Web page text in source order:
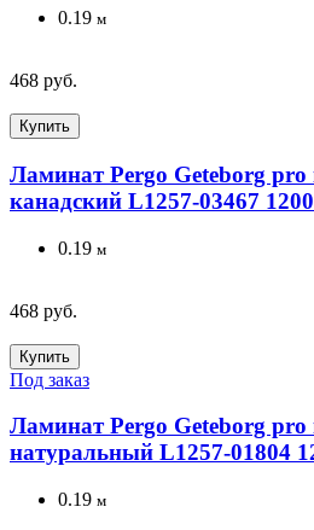
0.19 м
468 руб.
Купить
Ламинат Pergo Geteborg pro
канадский L1257-03467
0.19 м
468 руб.
Купить
Под заказ
Ламинат Pergo Geteborg pro
натуральный L1257-01804
0.19 м